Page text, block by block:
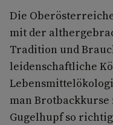
Die
mit der
Tradition und
leidenschaftliche
man
Gugelhupf so